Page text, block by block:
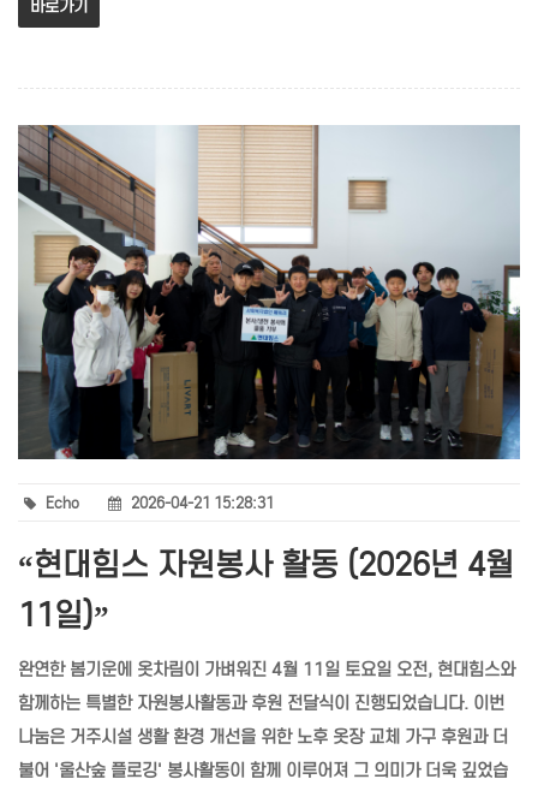
바로가기
Echo 2026-04-21 15:28:31
“현대힘스 자원봉사 활동 (2026년 4월
11일)”
완연한 봄기운에 옷차림이 가벼워진 4월 11일 토요일 오전, 현대힘스와
함께하는 특별한 자원봉사활동과 후원 전달식이 진행되었습니다. 이번
나눔은 거주시설 생활 환경 개선을 위한 노후 옷장 교체 가구 후원과 더
불어 '울산숲 플로깅' 봉사활동이 함께 이루어져 그 의미가 더욱 깊었습